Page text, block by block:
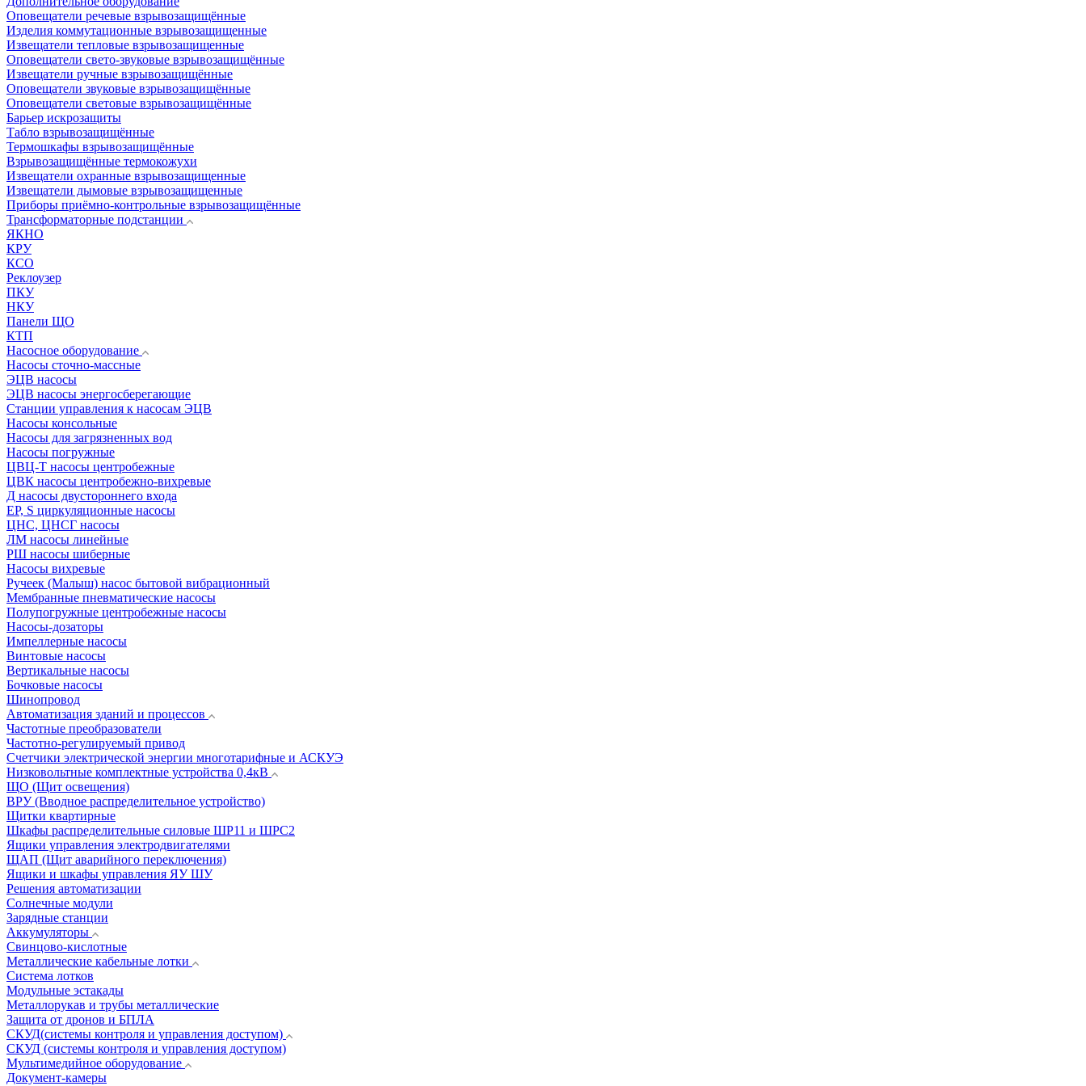
Оповещатели речевые взрывозащищённые
Изделия коммутационные взрывозащищенные
Извещатели тепловые взрывозащищенные
Оповещатели свето-звуковые взрывозащищённые
Извещатели ручные взрывозащищённые
Оповещатели звуковые взрывозащищённые
Оповещатели световые взрывозащищённые
Барьер искрозащиты
Табло взрывозащищённые
Термошкафы взрывозащищённые
Взрывозащищённые термокожухи
Извещатели охранные взрывозащищенные
Извещатели дымовые взрывозащищенные
Приборы приёмно-контрольные взрывозащищённые
Трансформаторные подстанции
ЯКНО
КРУ
КСО
Реклоузер
ПКУ
НКУ
Панели ЩО
КТП
Насосное оборудование
Насосы сточно-массные
ЭЦВ насосы
ЭЦВ насосы энергосберегающие
Станции управления к насосам ЭЦВ
Насосы консольные
Насосы для загрязненных вод
Насосы погружные
ЦВЦ-Т насосы центробежные
ЦВК насосы центробежно-вихревые
Д насосы двустороннего входа
EP, S циркуляционные насосы
ЦНС, ЦНСГ насосы
ЛМ насосы линейные
РШ насосы шиберные
Насосы вихревые
Ручеек (Малыш) насос бытовой вибрационный
Мембранные пневматические насосы
Полупогружные центробежные насосы
Насосы-дозаторы
Импеллерные насосы
Винтовые насосы
Вертикальные насосы
Бочковые насосы
Шинопровод
Автоматизация зданий и процессов
Частотные преобразователи
Частотно-регулируемый привод
Счетчики электрической энергии многотарифные и АСКУЭ
Низковольтные комплектные устройства 0,4кВ
ЩО (Щит освещения)
ВРУ (Вводное распределительное устройство)
Щитки квартирные
Шкафы распределительные силовые ШР11 и ШРС2
Ящики управления электродвигателями
ЩАП (Щит аварийного переключения)
Ящики и шкафы управления ЯУ ШУ
Решения автоматизации
Солнечные модули
Зарядные станции
Аккумуляторы
Свинцово-кислотные
Металлические кабельные лотки
Система лотков
Модульные эстакады
Металлорукав и трубы металлические
Защита от дронов и БПЛА
СКУД(системы контроля и управления доступом)
СКУД (системы контроля и управления доступом)
Мультимедийное оборудование
Документ-камеры